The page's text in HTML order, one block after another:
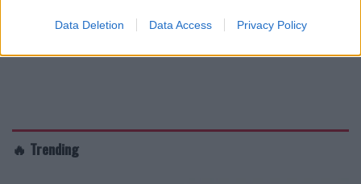
Data Deletion Data Access Privacy Policy
🔥 Trending